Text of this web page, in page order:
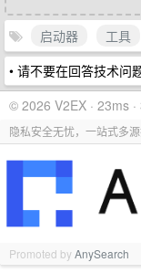
启动器 工具
• 请不要在回答技术问
© 2026 V2EX · 23ms
隐私安全无忧，一站式多
Promoted byAnySearch